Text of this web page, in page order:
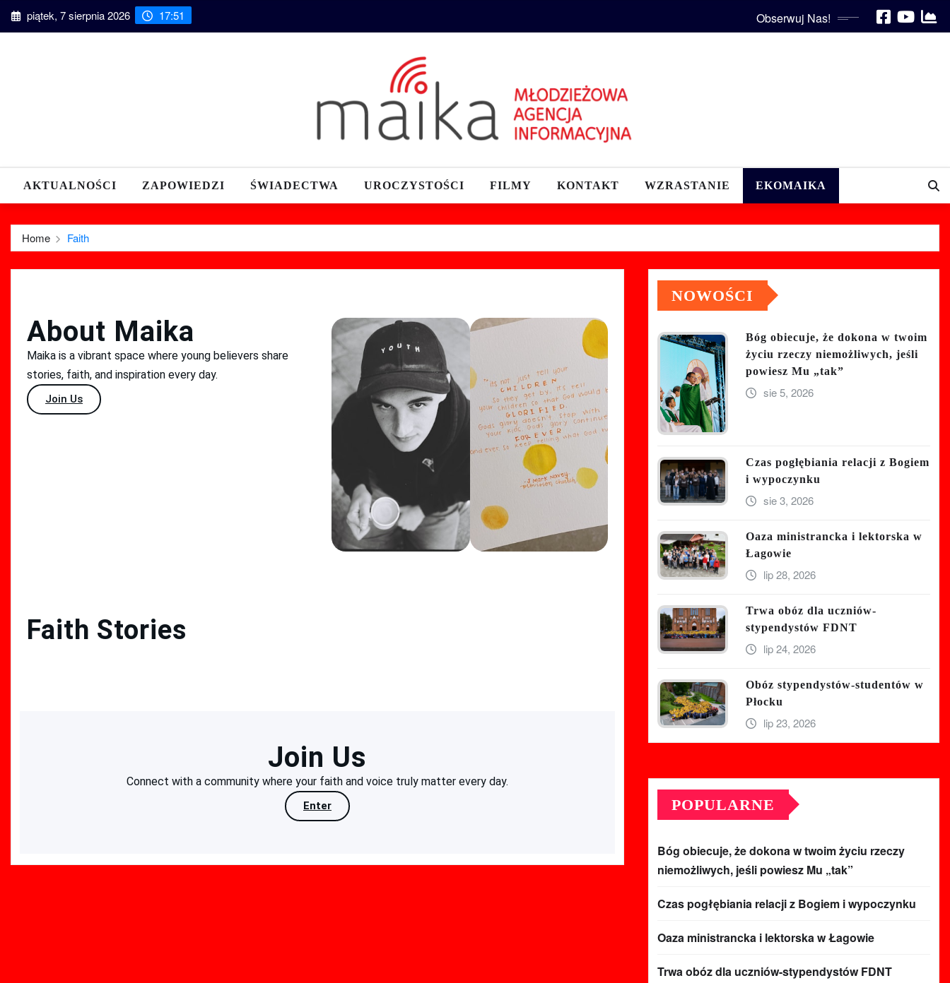
piątek, 7 sierpnia 2026 17:51 Obserwuj Nas!
AKTUALNOŚCI ZAPOWIEDZI ŚWIADECTWA UROCZYSTOŚCI FILMY KONTAKT WZRASTANIE EKOMAIKA
Home Faith
About Maika
Maika is a vibrant space where young believers share
stories, faith, and inspiration every day.
Join Us
Faith Stories
Join Us
Connect with a community where your faith and voice truly matter every day.
Enter
NOWOŚCI
Bóg obiecuje, że dokona w twoim
życiu rzeczy niemożliwych, jeśli
powiesz Mu „tak”
sie 5, 2026
Czas pogłębiania relacji z Bogiem
i wypoczynku
sie 3, 2026
Oaza ministrancka i lektorska w
Łagowie
lip 28, 2026
Trwa obóz dla uczniów-
stypendystów FDNT
lip 24, 2026
Obóz stypendystów-studentów w
Płocku
lip 23, 2026
POPULARNE
Bóg obiecuje, że dokona w twoim życiu rzeczy
niemożliwych, jeśli powiesz Mu „tak”
Czas pogłębiania relacji z Bogiem i wypoczynku
Oaza ministrancka i lektorska w Łagowie
Trwa obóz dla uczniów-stypendystów FDNT